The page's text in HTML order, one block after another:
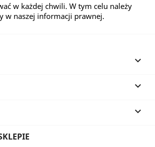
w każdej chwili. W tym celu należy
w naszej informacji prawnej.


